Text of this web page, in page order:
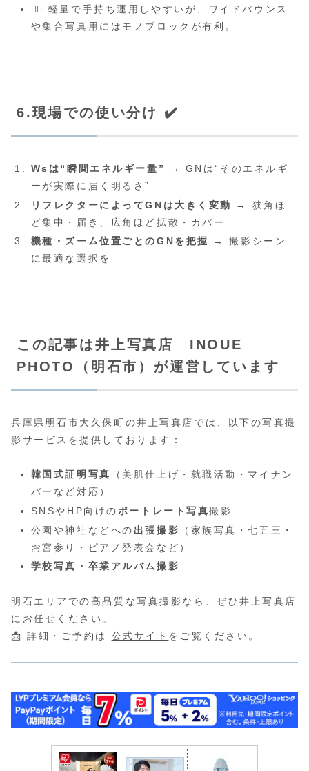
🏃‍♂️ 軽量で手持ち運用しやすいが、ワイドバウンス
や集合写真用にはモノブロックが有利。
6.現場での使い分け ✔️
Wsは“瞬間エネルギー量”
→ GNは“そのエネルギ
ーが実際に届く明るさ”
リフレクターによってGNは大きく変動
→ 狭角ほ
ど集中・届き、広角ほど拡散・カバー
機種・ズーム位置ごとのGNを把握
→ 撮影シーン
に最適な選択を
この記事は井上写真店 INOUE
PHOTO（明石市）が運営しています
兵庫県明石市大久保町の井上写真店では、以下の写真撮
影サービスを提供しております：
韓国式証明写真
（美肌仕上げ・就職活動・マイナン
バーなど対応）
SNSやHP向けの ポートレート写真撮影
公園や神社などへの 出張撮影
（家族写真・七五三・
お宮参り・ピアノ発表会など）
学校写真・卒業アルバム撮影
明石エリアでの高品質な写真撮影なら、ぜひ井上写真店
にお任せください。
📩 詳細・ご予約は 公式サイト をご覧ください。